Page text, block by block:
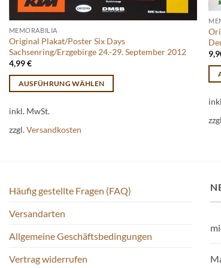
MEMORABILIA
Original Plakat/Poster Six Days
Sachsenring/Erzgebirge 24.-29. September 2012
4,99€
AUSFÜHRUNG WÄHLEN
Produkt
weist
Optionen
können
der
gewählt
inkl. MwSt.
zzgl.Versandkosten
der
Häufig gestellte Fragen (FAQ)
Versandarten
Allgemeine Geschäftsbedingungen
Vertrag widerrufen